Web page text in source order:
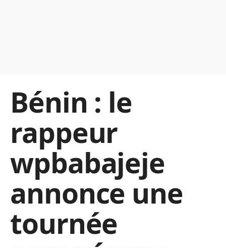
Bénin : le
rappeur
wpbabajeje
annonce une
tournée